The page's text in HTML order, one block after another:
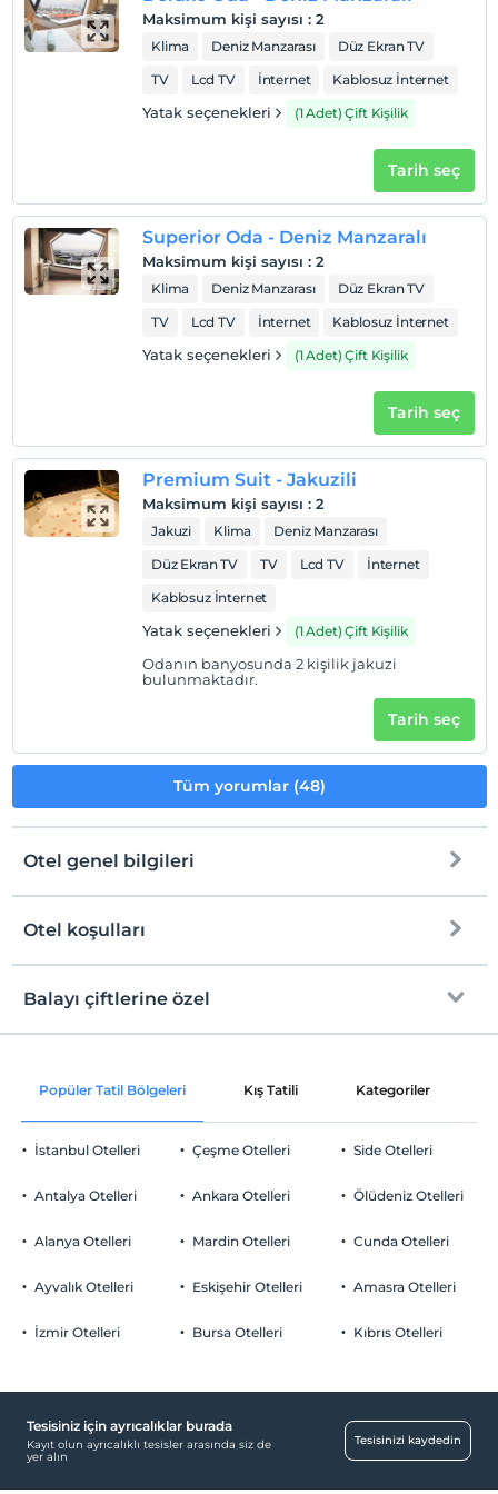
Evcil Hayvan
Evcil hayvan kabul edilmemektedir.
Her bir oda için 6 yaşına kadar 1 çocuk ücretsizdir
Maksimum kişi sayısı : 2
Klima Deniz Manzarası
Düz Ekran TV
TV
Lcd TV İnternet Kablosuz İnternet
Yatak seçenekleri (1 Adet) Çift Kişilik
Tarih seç
Superior Oda - Deniz Manzaralı
Maksimum kişi sayısı : 2
Klima Deniz Manzarası
Düz Ekran TV
TV
Lcd TV İnternet Kablosuz İnternet
Yatak seçenekleri (1 Adet) Çift Kişilik
Tarih seç
Premium Suit - Jakuzili
Maksimum kişi sayısı : 2
Jakuzi Klima
Deniz Manzarası
Düz Ekran TV
TV Lcd TV
İnternet
Kablosuz İnternet
Yatak seçenekleri (1 Adet) Çift Kişilik
Odanın banyosunda 2 kişilik jakuzi
bulunmaktadır.
Tarih seç
Tüm yorumlar (48)
Otel genel bilgileri
Ücretsiz Wi-fi
Temizlik Hizmetleri
Günlük temizlik hizmeti
Ulaşım
Hastaneye kolay ulaşım (15 dakika)
Klima
Yiyecek & İçecek
Otel koşulları
Check/in
En erken saat 14:00 ve sonrası
Check/out
Evcil Hayvan
Sigara
Çocuklar
Her bir oda için 6 yaşına kadar 1 çocuk ücretsizdir
Balayı çiftlerine özel
Oda süslemesi
Gül yaprakları ile süsleme
Popüler Tatil Bölgeleri Kış Tatili Kategoriler
İstanbul Otelleri
Antalya Otelleri
Alanya Otelleri
Ayvalık Otelleri
İzmir Otelleri
Çeşme Otelleri
Ankara Otelleri
Mardin Otelleri
Eskişehir Otelleri
Bursa Otelleri
Side Otelleri
Ölüdeniz Otelleri
Cunda Otelleri
Amasra Otelleri
Kıbrıs Otelleri
Tesisiniz için ayrıcalıklar burada
Kayıt olun ayrıcalıklı tesisler arasında siz de
yer alın
Tesisinizi kaydedin